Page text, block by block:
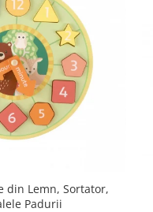
din Lemn, Sortator,
Padurii